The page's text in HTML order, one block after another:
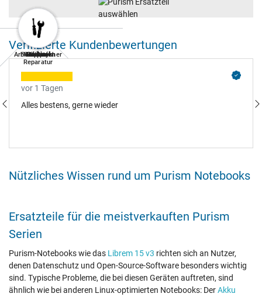
Akkus
Tastatur
Netzteil
Lüfter
Display
Festplatten
Arbeitsspeicher
Notebook
Reparatur
Verifizierte Kundenbewertungen
vor 1 Tagen
Alles bestens, gerne wieder
Nützliches Wissen rund um Purism Notebooks
Ersatzteile für die meistverkauften Purism
Serien
Purism-Notebooks wie das Librem 15 v3 richten sich an Nutzer,
denen Datenschutz und Open-Source-Software besonders wichtig
sind. Typische Probleme, die bei diesen Geräten auftreten, sind
ähnlich wie bei anderen Linux-optimierten Notebooks: DerAkku